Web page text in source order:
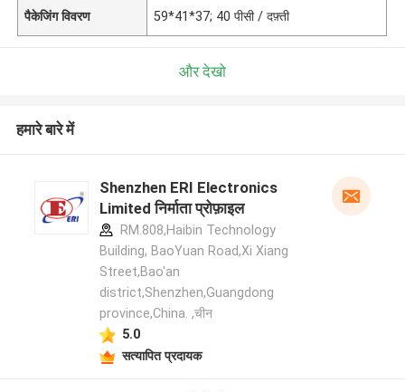
पैकेजिंग विवरण 59*41*37; 40 पीसी / दफ़्ती
और देखो
हमारे बारे में
Shenzhen ERI Electronics
Limited निर्माता प्रोफ़ाइल
RM.808,Haibin Technology
Building, BaoYuan Road,Xi Xiang
Street,Bao'an
district,Shenzhen,Guangdong
province,China. ,चीन
5.0
सत्यापित प्रदायक